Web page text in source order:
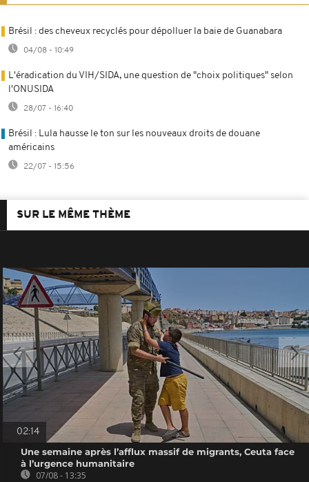
Brésil : des cheveux recyclés pour dépolluer la baie de Guanabara
04/08 - 10:49
L'éradication du VIH/SIDA, une question de "choix politiques" selon
l'ONUSIDA
28/07 - 16:40
Brésil : Lula hausse le ton sur les nouveaux droits de douane
américains
22/07 - 15:56
SUR LE MÊME THÈME
02:14
Une semaine après l’afflux massif de migrants, Ceuta face
à l’urgence humanitaire
07/08 - 13:35